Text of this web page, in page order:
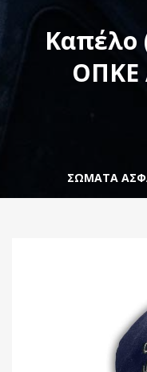
Καπέλο
ΟΠΚΕ
ΣΩΜΑΤΑ